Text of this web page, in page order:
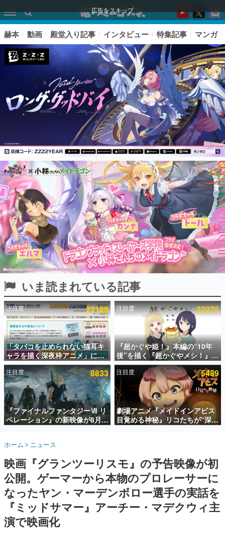
広告をスキップ
ピックアップ
電ファミのいま読まれている記事ランキング
アプリセール情報
インタビュー
連載・特集一覧
殿堂入り記事
SNS拡散数が数千以上！ ページビュー数万以上！ などな
ど。多くの人々に読まれた、電ファミ渾身の“殿堂入り”記
事をまとめました。
ゲームの企画書
名作ゲームクリエイターの方々に製作時のエピソードをお
聞きし、ヒットする企画（ゲーム）とは何か？を探ってい
きます。
赫本
この物語を解いてはいけない。『赫本』は、〈試験問題〉
の形をした短編ホラー小説集です。
新世代に訊く
これからのデジタルゲーム市場を担う若きクリエイター達
の姿を追い、彼らのルーツと情熱を探っていきます。
ゲームに多大な影響を受けた作家さんに取材し、ゲームが
日本のコンテンツ産業やカルチャーに与えた影響を探る企
画です。
日本モバイルゲーム産業史
日本のモバイルゲーム史における主要なトピック・タイト
ルを網羅するほか、開発者へのインタビューや識者による
解説を掲載。約20年の歴史が一望できる決定版！
若ゲのいたり〜ゲームクリエイターの青春〜
赫本 動画 殿堂入り記事 インタビュー 特集記事 マンガ
いま読まれている記事
注目度 23188
「タバコを止められない猫耳キ
ャラを描く深夜枠アニメ」に視
聴者の一部から批判意見。違法
薬物の使用と思しき描写も含め
て、BPOが議論を交わす
注目度 22275
『超かぐや姫！』本編の“10年
後”を描く『超かぐやメシ！』
Web連載決定。新たなWebマン
ガレーベル「ビビビコミック」
にて特別話が掲載スタート、あ
のお話には…まだ続きがある！
注目度 8833
『ファイナルファンタジーⅦ リ
ベレーション』の新映像が8月
26日早朝に公開へ。『FF7』リ
「gamescom」のオープニング
の浜口直樹氏が登壇する予定
注目度 5489
劇場アニメ『メイドインアビス
目覚める神秘』リコたちが“深界
七層”へ進む予告映像が公開。新
野貴紀さんが担当する
ホーム ニュース
映画『グランツーリスモ』の予告映像が初
公開。ゲーマーから本物のプロレーサーに
なったヤン・マーデンボロー選手の実話を
『ミッドサマー』アーチー・マデクウィ主
演で映画化